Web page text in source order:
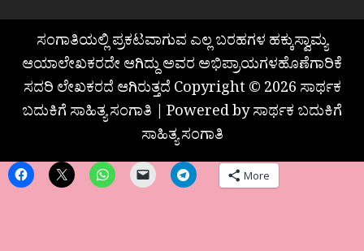
ಸಂಗಾತಿಯಲ್ಲಿ ಪ್ರಕಟವಾಗುವ ಎಲ್ಲ ಬರಹಗಳ ಹಕ್ಕುಸ್ವಾಮ್ಯ
ಆಯಾಲೇಖಕರದೇ ಆಗಿದ್ದು ಅವರ ಅಭಿಪ್ರಾಯಗಳಹೊಣೆಗಾರಿಕೆ
ಸದರಿ ಲೇಖಕರದೆ ಆಗಿರುತ್ತದೆ Copyright © 2026 ಸಾರ್ಥಕ
ಬದುಕಿಗೆ ಸಾಹಿತ್ಯ ಸಂಗಾತಿ | Powered by ಸಾರ್ಥಕ ಬದುಕಿಗೆ
ಸಾಹಿತ್ಯ ಸಂಗಾತಿ
More